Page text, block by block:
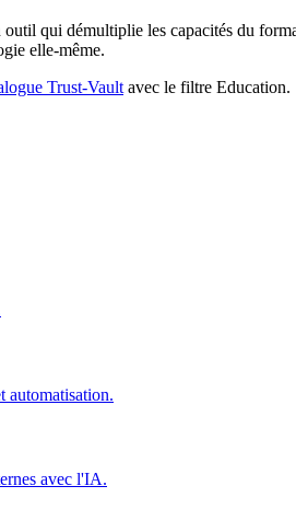
qui démultiplie les capacités du
elle-même.
Trust-Vault avec le filtre Education.
automatisation.
avec l'IA.